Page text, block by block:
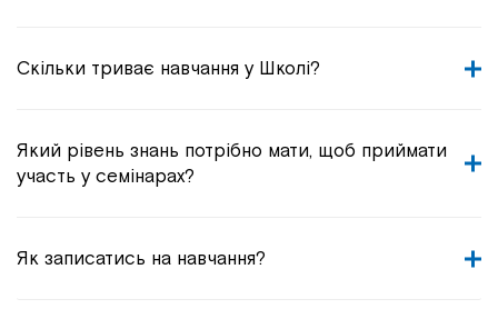
Скільки триває навчання у Школі?
Який рівень знань потрібно мати, щоб приймати
участь у семінарах?
Як записатись на навчання?